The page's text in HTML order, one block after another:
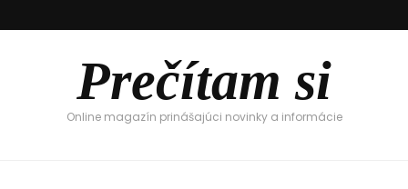
Prečítam si
Online magazín prinášajúci novinky a informácie